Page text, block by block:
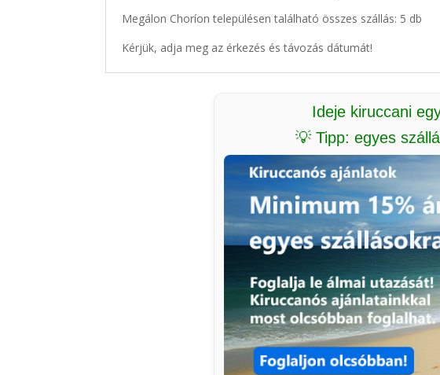
Megálon Choríon településen található összes szállás: 5 db
Kérjük, adja meg az érkezés és távozás dátumát!
Ideje kiruccani
💡 Tipp: egyes